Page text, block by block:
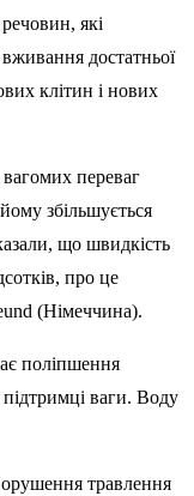
які
достатньої
клітин і нових
переваг
збільшується
що швидкість
про це
(Німеччина).
поліпшення
ваги. Воду
травлення